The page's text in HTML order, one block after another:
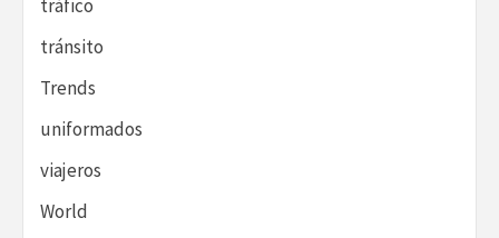
tráfico
tránsito
Trends
uniformados
viajeros
World